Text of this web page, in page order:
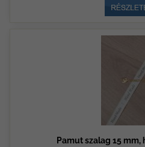
Pamut szalag 15 mm,